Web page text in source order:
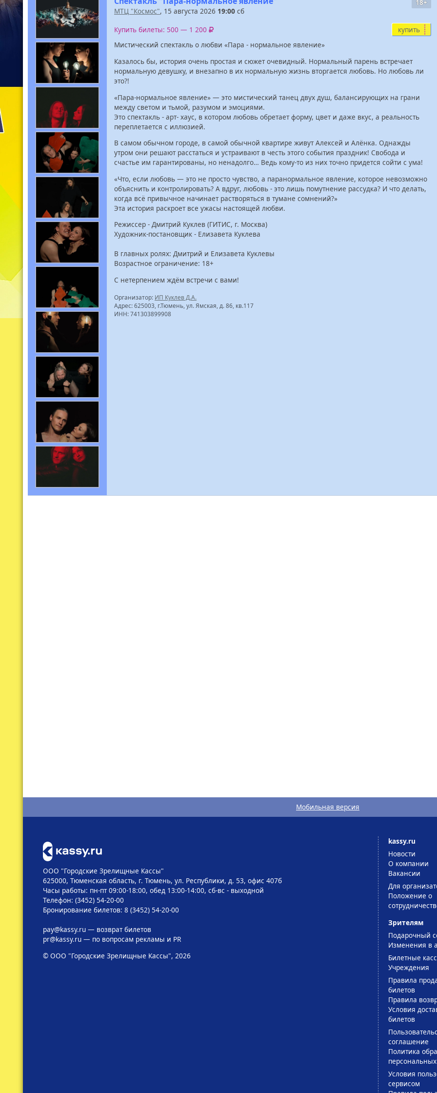
18+
МТЦ "Космос", 15 августа 2026 19:00 сб
Купить билеты: 500 — 1 200
купить
Мистический спектакль о любви «Пара - нормальное явление»
Казалось бы, история очень простая и сюжет очевидный. Нормальный парень встречает
нормальную девушку, и внезапно в их нормальную жизнь вторгается любовь. Но любовь ли
это?!
«Пара-нормальное явление» — это мистический танец двух душ, балансирующих на грани
между светом и тьмой, разумом и эмоциями.
Это спектакль - арт- хаус, в котором любовь обретает форму, цвет и даже вкус, а реальность
переплетается с иллюзией.
В самом обычном городе, в самой обычной квартире живут Алексей и Алёнка. Однажды
утром они решают расстаться и устраивают в честь этого события праздник! Свобода и
счастье им гарантированы, но ненадолго… Ведь кому-то из них точно придется сойти с ума!
«Что, если любовь — это не просто чувство, а паранормальное явление, которое невозможно
объяснить и контролировать? А вдруг, любовь - это лишь помутнение рассудка? И что делать,
когда всё привычное начинает растворяться в тумане сомнений?»
Эта история раскроет все ужасы настоящей любви.
Режиссер - Дмитрий Куклев (ГИТИС, г. Москва)
Художник-постановщик - Елизавета Куклева
В главных ролях: Дмитрий и Елизавета Куклевы
Возрастное ограничение: 18+
С нетерпением ждём встречи с вами!
Организатор: ИП Куклев Д.А.
Адрес: 625003, г.Тюмень, ул. Ямская, д. 86, кв.117
ИНН: 741303899908
Мобильная версия
ООО "Городские Зрелищные Кассы"
625000, Тюменская область, г. Тюмень, ул. Республики, д. 53, офис 407б
Часы работы: пн-пт 09:00-18:00, обед 13:00-14:00, сб-вс - выходной
Телефон: (3452) 54-20-00
Бронирование билетов: 8 (3452) 54-20-00
pay@kassy.ru— возврат билетов
pr@kassy.ru— по вопросам рекламы и PR
© ООО "Городские Зрелищные Кассы", 2026
kassy.ru
Новости
О компании
Вакансии
Для
Положение о
Зрителям
Подарочный
Изменения в
Билетные
Учреждения
Правила
билетов
Правила
Условия
билетов
соглашение
Политика
Условия
сервисом